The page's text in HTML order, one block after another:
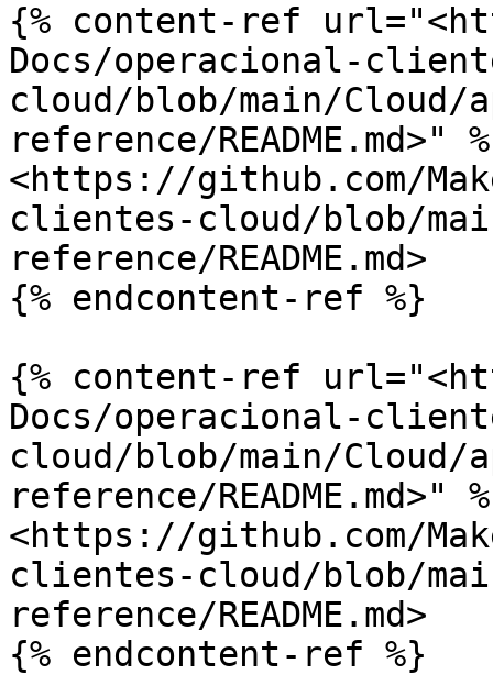
{% content-ref
Docs/operacional-
cloud/blob/main/Cloud/
reference/README.md>"
<https://github.com/
clientes-cloud/blob/
reference/README.md>
{% endcontent-ref %}
{% content-ref
Docs/operacional-
cloud/blob/main/Cloud/
reference/README.md>"
<https://github.com/
clientes-cloud/blob/
reference/README.md>
{% endcontent-ref %}